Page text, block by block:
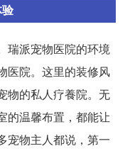
瑞派宠物医院的环境
医院。这里的装修风
物的私人疗養院。无
的温馨布置，都能让
宠物主人都说，第一